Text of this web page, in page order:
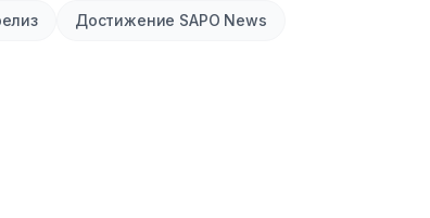
Достижение SAPO News